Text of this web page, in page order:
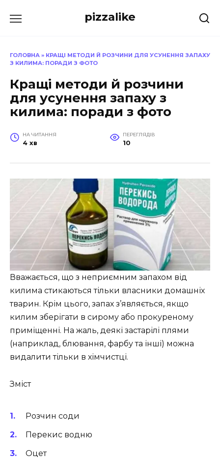
до
pizzalike
ГОЛОВНА » КРАЩІ МЕТОДИ Й РОЗЧИНИ ДЛЯ УСУНЕННЯ ЗАПАХУ
З КИЛИМА: ПОРАДИ З ФОТО
Кращі методи й розчини
для усунення запаху з
килима: поради з фото
НА ЧИТАННЯ
4 хв
ПЕРЕГЛЯДІВ
10
Вважається, що з неприємним запахом від
килима стикаються тільки власники домашніх
тварин. Крім цього, запах з’являється, якщо
килим зберігати в сирому або прокуреному
приміщенні. На жаль, деякі застарілі плями
(наприклад, блювання, фарбу та інші) можна
видалити тільки в хімчистці.
Зміст
Розчин соди
Перекис водню
Оцет